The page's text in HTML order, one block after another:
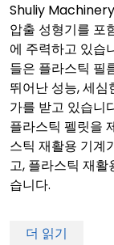
Shuliy Machinery
압출 성형기를 포
에 주력하고 있습
들은 플라스틱 필
뛰어난 성능, 세
가를 받고 있습니
플라스틱 펠릿을
스틱 재활용 기계
고, 플라스틱 재
습니다.
더 읽기